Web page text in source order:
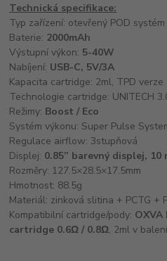
Technická specifikace:
Typ zařízení: otevřený POD systém
Baterie: 2000mAh
Výstupní výkon: 5-40W
Nabíjení: USB-C, 5V/3A
Kapacita cartridge: 2ml, TPD verze
Technologie cartridge: UNITECH
Režimy: Boost / Eco
Systém výkonu: Super Pulse
Regulace airflow: 3stupňová
Displej: 0.85” barevný displej, 10
Rozměry: 127.5×28.5×17.5mm
Hmotnost: 88.5g
Materiál: zinková slitina + PCTG +
Kompatibilní cartridge/pody: OXVA
cartridge 0.6Ω / 0.8Ω, 2ml v balení